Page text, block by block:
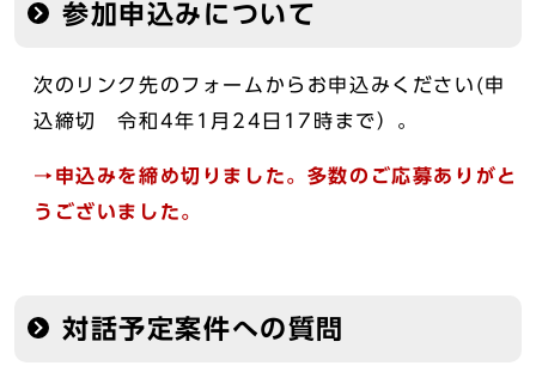
参加申込みについて
次のリンク先のフォームからお申込みください(申
込締切 令和4年1月24日17時まで）。
→申込みを締め切りました。多数のご応募ありがと
うございました。
対話予定案件への質問